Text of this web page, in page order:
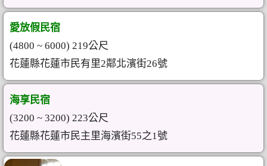
愛放假民宿
(4800 ~ 6000) 219公尺
花蓮縣花蓮市民有里2鄰北濱街26號
海享民宿
(3200 ~ 3200) 223公尺
花蓮縣花蓮市民主里海濱街55之1號